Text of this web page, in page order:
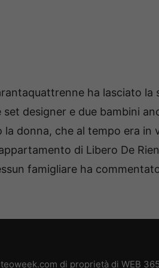
ha lasciato la
set designer e due bambini
la donna, che al tempo era in
di Libero De
famigliare ha
di proprietà di WEB